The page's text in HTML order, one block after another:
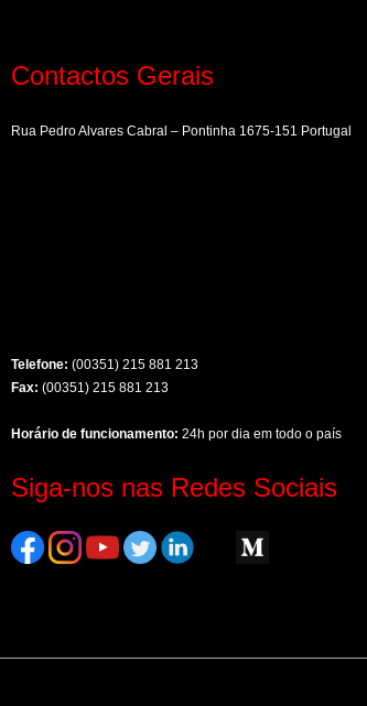
Contactos Gerais
Rua Pedro Alvares Cabral – Pontinha 1675-151 Portugal
Telefone: (00351) 215 881 213
Fax: (00351) 215 881 213
Horário de funcionamento: 24h por dia em todo o país
Siga-nos nas Redes Sociais